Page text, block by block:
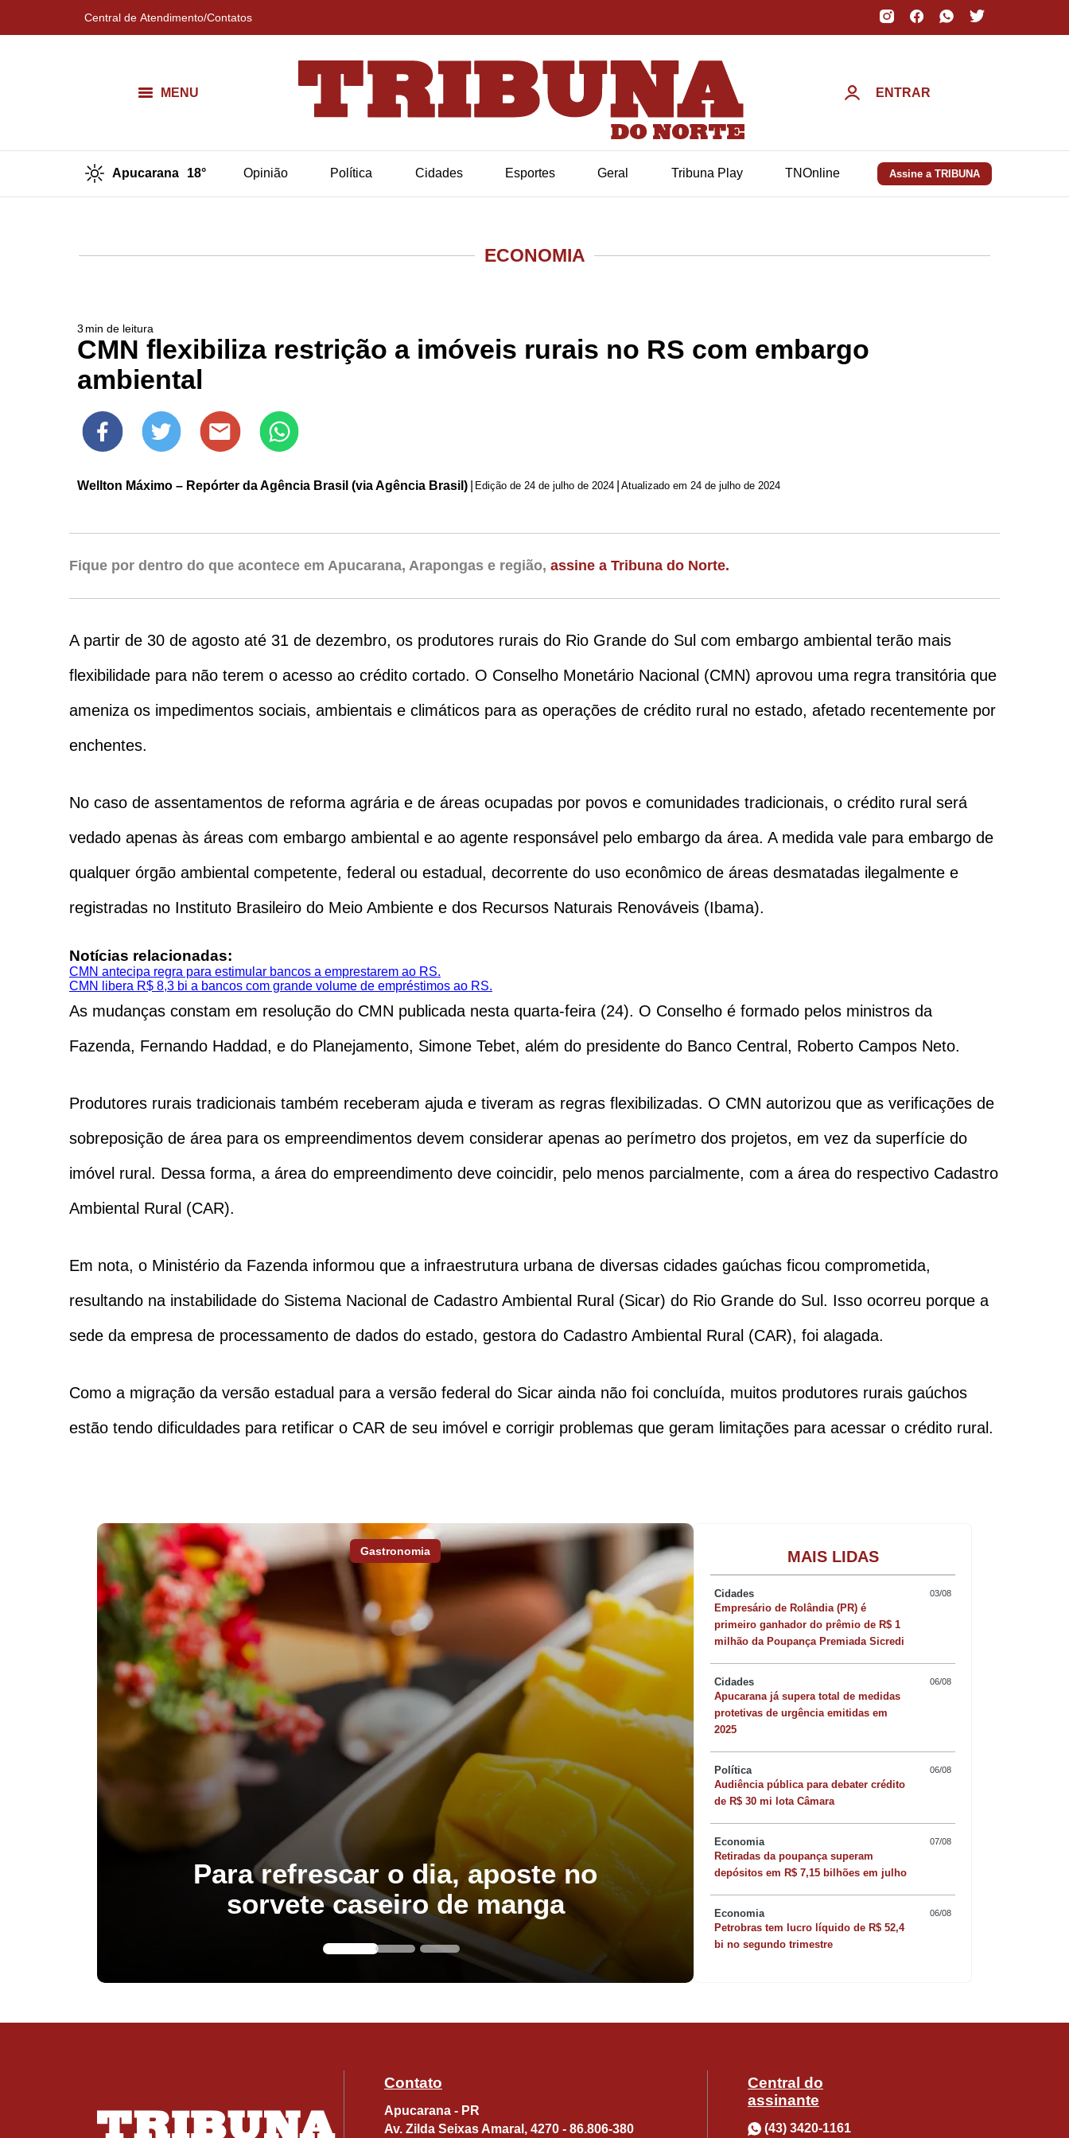
Central de Atendimento/Contatos
MENU ENTRAR
Apucarana 18° Opinião Política Cidades Esportes Geral Tribuna Play TNOnline Assine a TRIBUNA
ECONOMIA
3 min de leitura
CMN flexibiliza restrição a imóveis rurais no RS com embargo
ambiental
Wellton Máximo – Repórter da Agência Brasil (via Agência Brasil) Edição de 24 de julho de 2024 Atualizado em 24 de julho de 2024
Fique por dentro do que acontece em Apucarana, Arapongas e região, assine a Tribuna do Norte.
A partir de 30 de agosto até 31 de dezembro, os produtores rurais do Rio Grande do Sul com embargo ambiental terão mais
flexibilidade para não terem o acesso ao crédito cortado. O Conselho Monetário Nacional (CMN) aprovou uma regra transitória que
ameniza os impedimentos sociais, ambientais e climáticos para as operações de crédito rural no estado, afetado recentemente por
enchentes.
No caso de assentamentos de reforma agrária e de áreas ocupadas por povos e comunidades tradicionais, o crédito rural será
vedado apenas às áreas com embargo ambiental e ao agente responsável pelo embargo da área. A medida vale para embargo de
qualquer órgão ambiental competente, federal ou estadual, decorrente do uso econômico de áreas desmatadas ilegalmente e
registradas no Instituto Brasileiro do Meio Ambiente e dos Recursos Naturais Renováveis (Ibama).
Notícias relacionadas:
CMN antecipa regra para estimular bancos a emprestarem ao RS.
CMN libera R$ 8,3 bi a bancos com grande volume de empréstimos ao RS.
As mudanças constam em resolução do CMN publicada nesta quarta-feira (24). O Conselho é formado pelos ministros da
Fazenda, Fernando Haddad, e do Planejamento, Simone Tebet, além do presidente do Banco Central, Roberto Campos Neto.
Produtores rurais tradicionais também receberam ajuda e tiveram as regras flexibilizadas. O CMN autorizou que as verificações de
sobreposição de área para os empreendimentos devem considerar apenas ao perímetro dos projetos, em vez da superfície do
imóvel rural. Dessa forma, a área do empreendimento deve coincidir, pelo menos parcialmente, com a área do respectivo Cadastro
Ambiental Rural (CAR).
Em nota, o Ministério da Fazenda informou que a infraestrutura urbana de diversas cidades gaúchas ficou comprometida,
resultando na instabilidade do Sistema Nacional de Cadastro Ambiental Rural (Sicar) do Rio Grande do Sul. Isso ocorreu porque a
sede da empresa de processamento de dados do estado, gestora do Cadastro Ambiental Rural (CAR), foi alagada.
Como a migração da versão estadual para a versão federal do Sicar ainda não foi concluída, muitos produtores rurais gaúchos
estão tendo dificuldades para retificar o CAR de seu imóvel e corrigir problemas que geram limitações para acessar o crédito rural.
Gastronomia
Para refrescar o dia, aposte no
sorvete caseiro de manga
Quer sofisticar o
risoto de camarão
MAIS LIDAS
Cidades 03/08
Empresário de Rolândia (PR) é
primeiro ganhador do prêmio de R$ 1
milhão da Poupança Premiada Sicredi
Cidades 06/08
Apucarana já supera total de medidas
protetivas de urgência emitidas em
2025
Política 06/08
Audiência pública para debater crédito
de R$ 30 mi lota Câmara
Economia 07/08
Retiradas da poupança superam
depósitos em R$ 7,15 bilhões em julho
Economia 06/08
Petrobras tem lucro líquido de R$ 52,4
bi no segundo trimestre
Contato
Apucarana - PR
Av. Zilda Seixas Amaral, 4270 - 86.806-380
Central do
assinante
(43) 3420-1161